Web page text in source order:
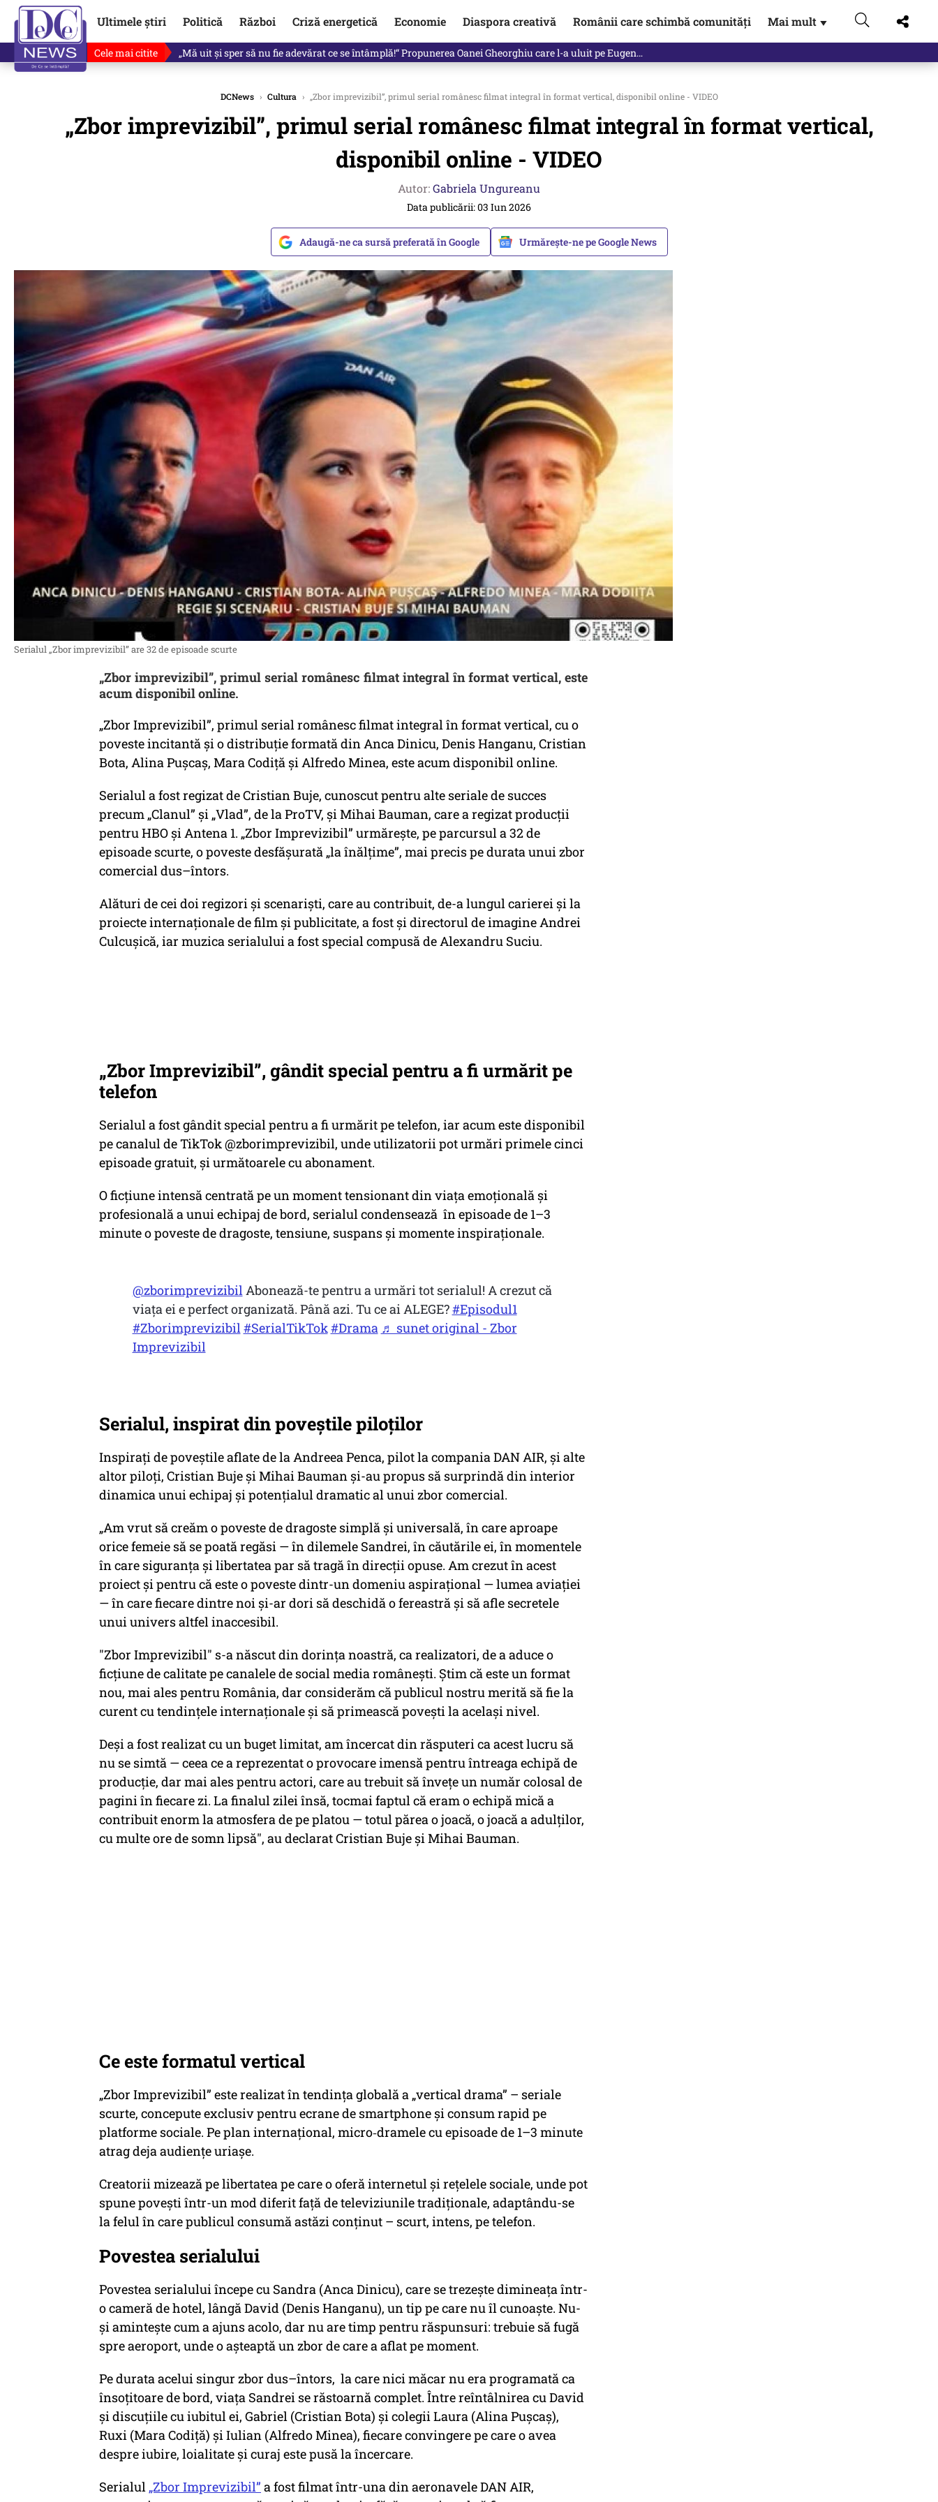
Ultimele știri Politică Război Criză energetică Economie Diaspora creativă Românii care schimbă comunități Mai mult ▼
Cele mai citite Revine în scenă o propunere de premier. Cine ar putea conduce Guvernul din septembrie
DCNews › Cultura › „Zbor imprevizibil”, primul serial românesc filmat integral în format vertical, disponibil online - VIDEO
„Zbor imprevizibil”, primul serial românesc filmat integral în format vertical,
disponibil online - VIDEO
Autor:Gabriela Ungureanu
Data publicării: 03 Iun 2026
Adaugă-ne ca sursă preferată în Google Urmărește-ne pe Google News
Serialul „Zbor imprevizibil” are 32 de episoade scurte
„Zbor imprevizibil”, primul serial românesc filmat integral în format vertical, este
acum disponibil online.
„Zbor Imprevizibil”, primul serial românesc filmat integral în format vertical, cu o
poveste incitantă și o distribuție formată din Anca Dinicu, Denis Hanganu, Cristian
Bota, Alina Pușcaș, Mara Codiță și Alfredo Minea, este acum disponibil online.
Serialul a fost regizat de Cristian Buje, cunoscut pentru alte seriale de succes
precum „Clanul” și „Vlad”, de la ProTV, și Mihai Bauman, care a regizat producții
pentru HBO și Antena 1. „Zbor Imprevizibil” urmărește, pe parcursul a 32 de
episoade scurte, o poveste desfășurată „la înălțime”, mai precis pe durata unui zbor
comercial dus–întors.
Alături de cei doi regizori și scenariști, care au contribuit, de-a lungul carierei și la
proiecte internaționale de film și publicitate, a fost și directorul de imagine Andrei
Culcușică, iar muzica serialului a fost special compusă de Alexandru Suciu.
„Zbor Imprevizibil”, gândit special pentru a fi urmărit pe
telefon
Serialul a fost gândit special pentru a fi urmărit pe telefon, iar acum este disponibil
pe canalul de TikTok @zborimprevizibil, unde utilizatorii pot urmări primele cinci
episoade gratuit, și următoarele cu abonament.
O ficțiune intensă centrată pe un moment tensionant din viața emoțională și
profesională a unui echipaj de bord, serialul condensează în episoade de 1–3
minute o poveste de dragoste, tensiune, suspans și momente inspiraționale.
@zborimprevizibilAbonează-te pentru a urmări tot serialul! A crezut că
viața ei e perfect organizată. Până azi. Tu ce ai ALEGE?#Episodul1
#Zborimprevizibil#SerialTikTok#Drama ♬ sunet original - Zbor
Imprevizibil
Serialul, inspirat din poveștile piloților
Inspirați de poveștile aflate de la Andreea Penca, pilot la compania DAN AIR, și alte
altor piloți, Cristian Buje și Mihai Bauman și-au propus să surprindă din interior
dinamica unui echipaj și potențialul dramatic al unui zbor comercial.
„Am vrut să creăm o poveste de dragoste simplă și universală, în care aproape
orice femeie să se poată regăsi — în dilemele Sandrei, în căutările ei, în momentele
în care siguranța și libertatea par să tragă în direcții opuse. Am crezut în acest
proiect și pentru că este o poveste dintr-un domeniu aspirațional — lumea aviației
— în care fiecare dintre noi și-ar dori să deschidă o fereastră și să afle secretele
unui univers altfel inaccesibil.
"Zbor Imprevizibil" s-a născut din dorința noastră, ca realizatori, de a aduce o
ficțiune de calitate pe canalele de social media românești. Știm că este un format
nou, mai ales pentru România, dar considerăm că publicul nostru merită să fie la
curent cu tendințele internaționale și să primească povești la același nivel.
Deși a fost realizat cu un buget limitat, am încercat din răsputeri ca acest lucru să
nu se simtă — ceea ce a reprezentat o provocare imensă pentru întreaga echipă de
producție, dar mai ales pentru actori, care au trebuit să învețe un număr colosal de
pagini în fiecare zi. La finalul zilei însă, tocmai faptul că eram o echipă mică a
contribuit enorm la atmosfera de pe platou — totul părea o joacă, o joacă a adulților,
cu multe ore de somn lipsă", au declarat Cristian Buje și Mihai Bauman.
Ce este formatul vertical
„Zbor Imprevizibil” este realizat în tendința globală a „vertical drama” – seriale
scurte, concepute exclusiv pentru ecrane de smartphone și consum rapid pe
platforme sociale. Pe plan internațional, micro‑dramele cu episoade de 1–3 minute
atrag deja audiențe uriașe.
Creatorii mizează pe libertatea pe care o oferă internetul și rețelele sociale, unde pot
spune povești într-un mod diferit față de televiziunile tradiționale, adaptându-se
la felul în care publicul consumă astăzi conținut – scurt, intens, pe telefon.
Povestea serialului
Povestea serialului începe cu Sandra (Anca Dinicu), care se trezește dimineața într-
o cameră de hotel, lângă David (Denis Hanganu), un tip pe care nu îl cunoaște. Nu-
și amintește cum a ajuns acolo, dar nu are timp pentru răspunsuri: trebuie să fugă
spre aeroport, unde o așteaptă un zbor de care a aflat pe moment.
Pe durata acelui singur zbor dus–întors, la care nici măcar nu era programată ca
însoțitoare de bord, viața Sandrei se răstoarnă complet. Între reîntâlnirea cu David
și discuțiile cu iubitul ei, Gabriel (Cristian Bota) și colegii Laura (Alina Pușcaș),
Ruxi (Mara Codiță) și Iulian (Alfredo Minea), fiecare convingere pe care o avea
despre iubire, loialitate și curaj este pusă la încercare.
Serialul „Zbor Imprevizibil” a fost filmat într-una din aeronavele DAN AIR,